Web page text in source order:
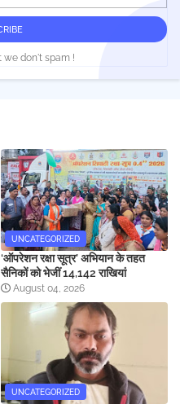
we don't spam !
UNCATEGORIZED
‘ऑपरेशन रक्षा सूत्र’ अभियान के तहत
सैनिकों को भेजीं 14,142 राखियां
August 04, 2026
UNCATEGORIZED